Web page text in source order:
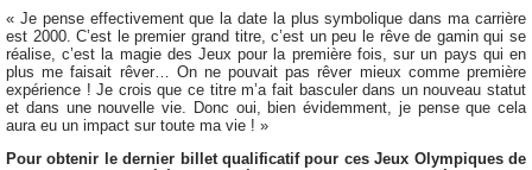
« Je pense effectivement que la date la plus symbolique dans ma carrière
est 2000. C’est le premier grand titre, c’est un peu le rêve de gamin qui se
réalise, c’est la magie des Jeux pour la première fois, sur un pays qui en
plus me faisait rêver… On ne pouvait pas rêver mieux comme première
expérience ! Je crois que ce titre m’a fait basculer dans un nouveau statut
et dans une nouvelle vie. Donc oui, bien évidemment, je pense que cela
aura eu un impact sur toute ma vie ! »
Pour obtenir le dernier billet qualificatif pour ces Jeux Olympiques de